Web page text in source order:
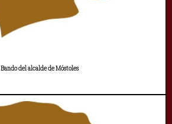
Bando del alcalde de Móstoles